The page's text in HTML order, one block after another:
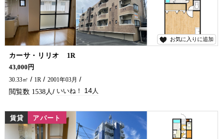
お気に入りに追加
カーサ・リリオ 1R
学生さん・単身の方おすすめのアパートです(^^)/ インターネット無料、オートロック付きで女性の方も安心♪ 延岡市で賃貸物件・アパートをお探しなら、五ヶ瀬不動産へお問い合わせください！！
43,000円
30.33㎡
1R 2001年03月
1538 14
賃貸 アパート